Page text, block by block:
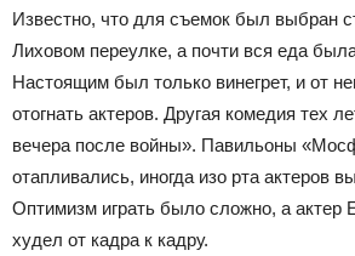
Известно, что для съемок был выбран
Лиховом переулке, а почти вся еда
Настоящим был только винегрет, и от
отогнать актеров. Другая комедия тех
вечера после войны». Павильоны
отапливались, иногда изо рта актеров
Оптимизм играть было сложно, а актер
худел от кадра к кадру.